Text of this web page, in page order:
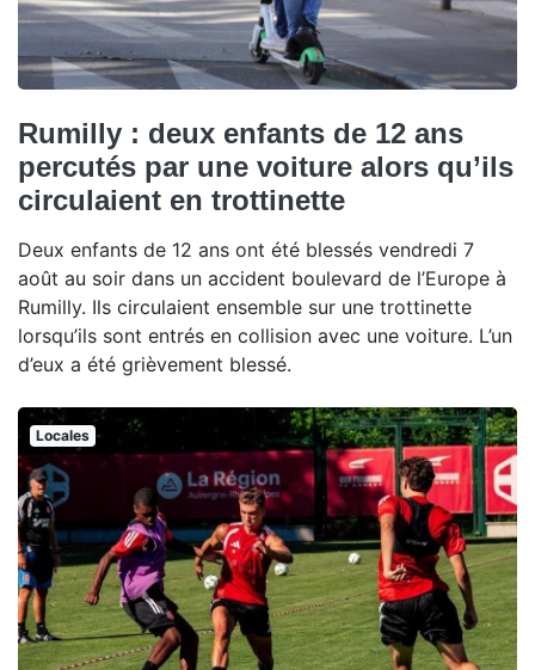
Rumilly : deux enfants de 12 ans
percutés par une voiture alors qu’ils
circulaient en trottinette
Deux enfants de 12 ans ont été blessés vendredi 7
août au soir dans un accident boulevard de l’Europe à
Rumilly. Ils circulaient ensemble sur une trottinette
lorsqu’ils sont entrés en collision avec une voiture. L’un
d’eux a été grièvement blessé.
Locales